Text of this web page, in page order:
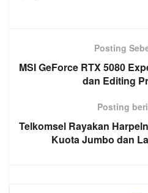
Posting
MSI GeForce RTX 5080
dan Editing
Posting
Telkomsel Rayakan
Kuota Jumbo dan